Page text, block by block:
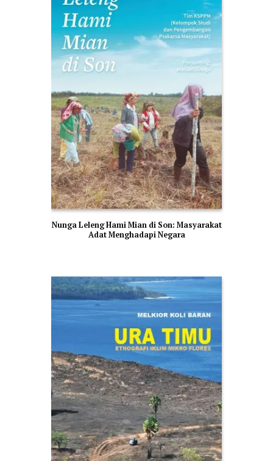
Nunga Leleng Hami Mian di Son: Masyarakat
Adat Menghadapi Negara